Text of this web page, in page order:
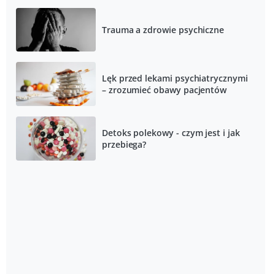
Trauma a zdrowie psychiczne
Lęk przed lekami psychiatrycznymi
– zrozumieć obawy pacjentów
Detoks polekowy - czym jest i jak
przebiega?